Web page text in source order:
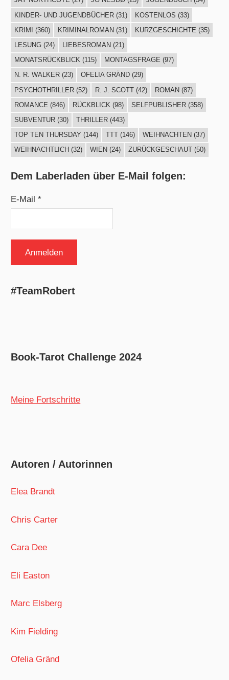
KINDER- UND JUGENDBÜCHER(31) KOSTENLOS (33)
KRIMI
(360) KRIMINALROMAN (31) KURZGESCHICHTE (35)
LESUNG(24) LIEBESROMAN (21)
MONATSRÜCKBLICK(115) MONTAGSFRAGE (97)
N. R. WALKER(23) OFELIA GRÄND(29)
PSYCHOTHRILLER(52) R. J. SCOTT(42) ROMAN(87)
ROMANCE (846) RÜCKBLICK (98) SELFPUBLISHER(358)
SUBVENTUR(30) THRILLER(443)
TOP TEN THURSDAY (144) TTT(146) WEIHNACHTEN (37)
WEIHNACHTLICH (32) WIEN (24) ZURÜCKGESCHAUT(50)
Dem Laberladen über E-Mail folgen:
E-Mail *
#TeamRobert
Book-Tarot Challenge 2024
Meine Fortschritte
Autoren / Autorinnen
Elea Brandt
Chris Carter
Cara Dee
Eli Easton
Marc Elsberg
Kim Fielding
Ofelia Gränd